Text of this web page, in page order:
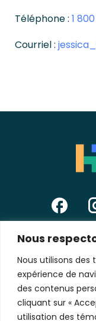
Nous
Nous utilisons
expérience de
des contenus
cliquant sur «
utilisation des
Téléphone : 1
Courriel :
E-
mail
*